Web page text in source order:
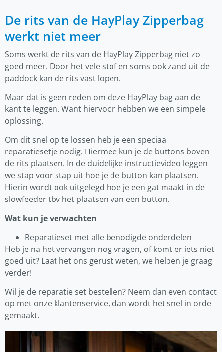
De rits van de HayPlay Zipperbag
werkt niet meer
Soms werkt de rits van de HayPlay Zipperbag niet zo
goed meer. Door het vele stof en soms ook zand uit de
paddock kan de rits vast lopen.
Maar dat is geen reden om deze HayPlay bag aan de
kant te leggen. Want hiervoor hebben we een simpele
oplossing.
Om dit snel op te lossen heb je een speciaal
reparatiesetje nodig. Hiermee kun je de buttons boven
de rits plaatsen. In de duidelijke instructievideo leggen
we stap voor stap uit hoe je de button kan plaatsen.
Hierin wordt ook uitgelegd hoe je een gat maakt in de
slowfeeder tbv het plaatsen van een button.
Wat kun je verwachten
Reparatieset met alle benodigde onderdelen
Heb je na het vervangen nog vragen, of komt er iets niet
goed uit? Laat het ons gerust weten, we helpen je graag
verder!
Wil je de reparatie set bestellen? Neem dan even contact
op met onze klantenservice, dan wordt het snel in orde
gemaakt.